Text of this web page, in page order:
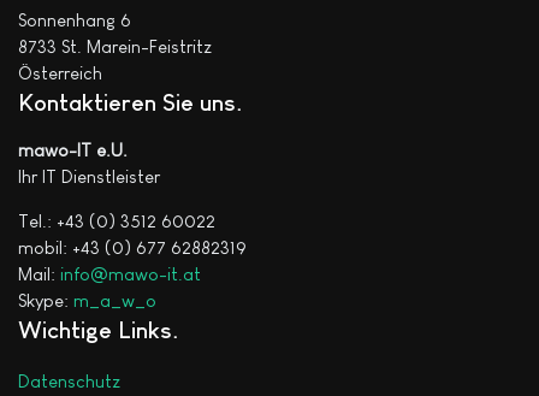
Sonnenhang 6
8733 St. Marein-Feistritz
Österreich
Kontaktieren Sie uns
mawo-IT e.U.
Ihr IT Dienstleister
Tel.: +43 (0) 3512 60022
mobil: +43 (0) 677 62882319
Mail: info@mawo-it.at
Skype: m_a_w_o
Wichtige Links
Datenschutz